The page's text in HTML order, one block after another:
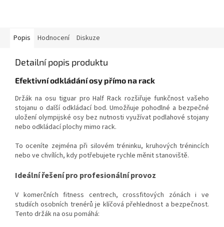
Popis Hodnocení Diskuze
Detailní popis produktu
Efektivní odkládání osy přímo na rack
Držák na osu tiguar pro Half Rack rozšiřuje funkčnost vašeho
stojanu o další odkládací bod. Umožňuje pohodlné a bezpečné
uložení olympijské osy bez nutnosti využívat podlahové stojany
nebo odkládací plochy mimo rack.
To oceníte zejména při silovém tréninku, kruhových trénincích
nebo ve chvílích, kdy potřebujete rychle měnit stanoviště.
Ideální řešení pro profesionální provoz
V komerčních fitness centrech, crossfitových zónách i ve
studiích osobních trenérů je klíčová přehlednost a bezpečnost.
Tento držák na osu pomáhá: